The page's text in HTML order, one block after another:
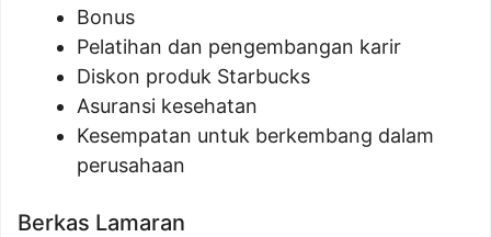
Bonus
Pelatihan dan pengembangan karir
Diskon produk Starbucks
Asuransi kesehatan
Kesempatan untuk berkembang dalam
perusahaan
Berkas Lamaran